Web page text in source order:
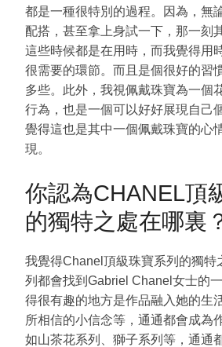
都是一種很特別的過程。因為，無
配搭，甚至拿上身試一下，那一刻
這些時候都是在用時，而我覺得用
很需要的環節。而且是個很好的習
多些。此外，我視佩戴珠寶為一個
行為，也是一個可以好好展現自己
覺得這也是其中一個佩戴珠寶的心
現。
你認為CHANEL頂
的獨特之處在哪裏
我覺得Chanel頂級珠寶系列的獨特
列都會找到Gabriel Chanel女士的
得很有趣的地方是作品融入她的生
所相信的小信念等，通通都會成為
如山茶花系列、獅子系列等，通通